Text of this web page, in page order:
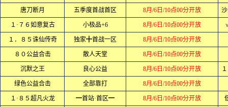
唐刀断月 五季度首战首区 8月/6日/10点00分开放
１·７６如意复古 小极品+6 8月/6日/10点00分开放
１．８５诛仙传奇 独家╋首战一区 8月/6日/10点00分开放
８０公益合击 散人天堂 8月/6日/10点00分开放
沉默之王 良心公益 8月/6日/10点00分开放
绿色公益合击 全部靠打 8月/6日/10点00分开放
１·８５超凡火龙 ━首站·首区━ 8月/6日/10点00分开放